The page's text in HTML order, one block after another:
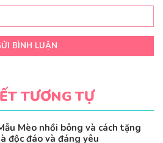
BÌNH LUẬN
TƯƠNG TỰ
Mèo nhồi bông và cách tặng
độc đáo và đáng yêu